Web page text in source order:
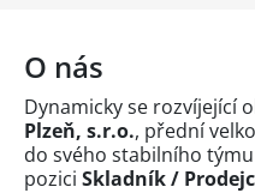
O nás
Dynamicky se rozvíjející
Plzeň, s.r.o., přední
do svého stabilního
pozici Skladník /